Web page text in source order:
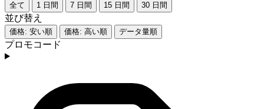
全て 1 日間 7 日間 15 日間 30 日間
並び替え
価格: 安い順 価格: 高い順 データ量順
プロモコード